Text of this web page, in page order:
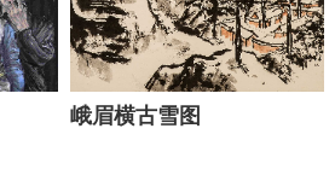
峨眉横古雪图